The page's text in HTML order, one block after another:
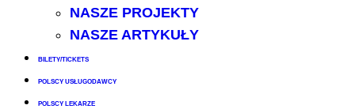
NASZE PROJEKTY
NASZE ARTYKUŁY
BILETY/TICKETS
POLSCY USŁUGODAWCY
POLSCY LEKARZE